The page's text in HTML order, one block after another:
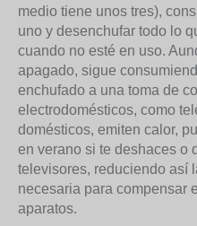
medio tiene unos tres),
uno y desenchufar todo lo
cuando no esté en uso.
apagado, sigue
enchufado a una toma de
electrodomésticos, como
domésticos, emiten calor,
en verano si te deshaces o
televisores, reduciendo así
necesaria para compensar
aparatos.